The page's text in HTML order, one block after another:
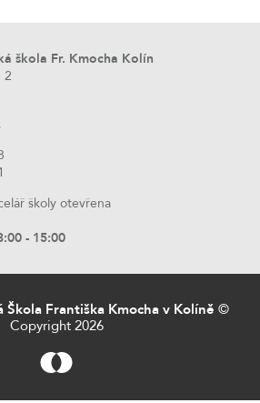
škola Fr. Kmocha Kolín
2
školy otevřena
- 15:00
Škola Františka Kmocha v Kolíně ©
Copyright 2026